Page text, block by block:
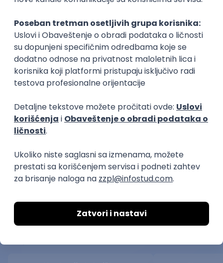
Informatika
1100+ pitanja
Ekonomija
500+ pitanja
Biologija
1700+ pitanja
Matematika
100+ pitanja
Slični fakulteti